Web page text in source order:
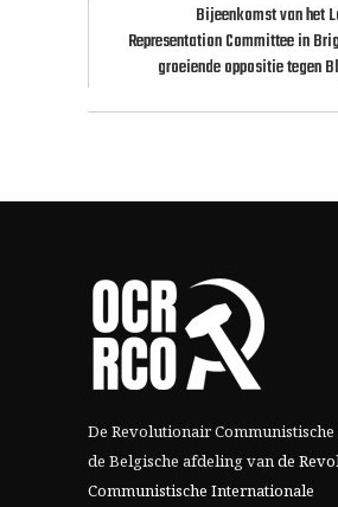
Bijeenkomst van het
Representation Committee in
groeiende oppositie tegen
De Revolutionair
de Belgische afdeling vande
Communistische Internationale